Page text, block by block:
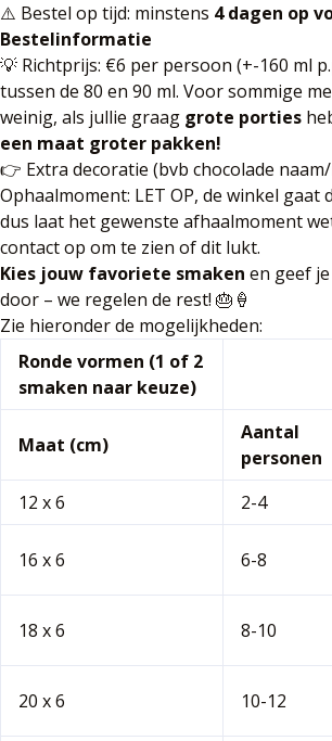
⚠️ Bestel op tijd: minstens 4 dagen op
Bestelinformatie
💡 Richtprijs: €6 per persoon (+-160 ml
tussen de 80 en 90 ml. Voor sommige
weinig, als jullie graag grote porties
een maat groter pakken!
👉 Extra decoratie (bvb chocolade
Ophaalmoment: LET OP, de winkel gaat
dus laat het gewenste afhaalmoment
contact op om te zien of dit lukt.
Kies jouw favoriete smaken en geef
door – we regelen de rest! 🎂🍦
Zie hieronder de mogelijkheden:
Ronde vormen (1 of 2
smaken naar keuze)
Maat (cm)
Aantal
personen
12 x 6
2-4
16 x 6 6-8
18 x 6 8-10
20 x 6 10-12